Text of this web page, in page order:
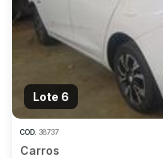
Habilite-se para
propostas
Lote 6
COD. 38737
Carros